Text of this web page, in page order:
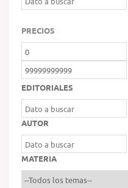
PRECIOS
EDITORIALES
AUTOR
MATERIA